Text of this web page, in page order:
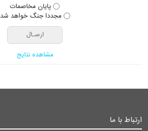
پایان مخاصمات
مجددا جنگ خواهد شد
مشاهده نتایج
ارتباط با ما